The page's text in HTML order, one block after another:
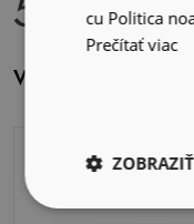
Vertikálne hodiny
cu Politica
Prečítať viac